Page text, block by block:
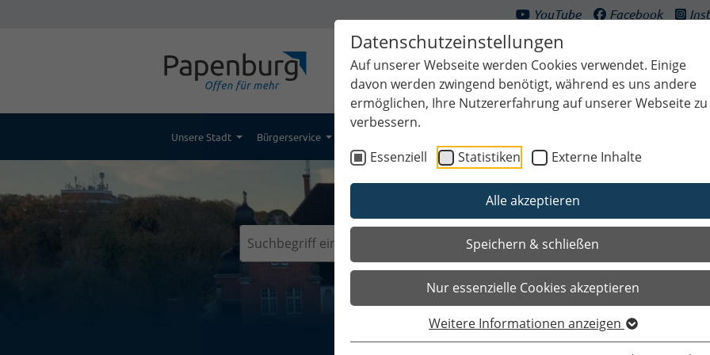
Datenschutzeinstellungen
Auf unserer Webseite werden Cookies verwendet. Einige
davon werden zwingend benötigt, während es uns andere
ermöglichen, Ihre Nutzererfahrung auf unserer Webseite zu
verbessern.
Essenziell
Statistiken Externe Inhalte
Alle akzeptieren
Speichern & schließen
Nur essenzielle Cookies akzeptieren
Weitere Informationen anzeigen
YouTube Facebook
Unsere Stadt Bürgerservice